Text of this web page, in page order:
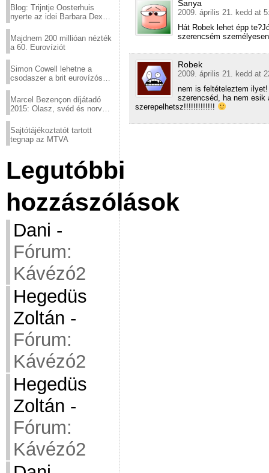
Blog: Trijntje Oosterhuis
nyerte az idei Barbara Dex
Majdnem 200 millióan nézték
a 60. Eurovíziót
Simon Cowell lehetne a
csodaszer a brit eurovízós
Marcel Bezençon díjátadó
2015: Olasz, svéd és norvég
Sajtótájékoztatót tartott
tegnap az MTVA
Legutóbbi
hozzászólások
Dani -
Fórum:
Kávézó2
Hegedüs
Zoltán -
Fórum:
Kávézó2
Hegedüs
Zoltán -
Fórum:
Kávézó2
Sanya
2009. április 21. kedd at
Hát Robek lehet épp
szerencsém
Robek
2009. április 21. kedd at
nem is feltételeztem
szerencséd, ha nem esik
szerepelhetsz!!!!!!!!!!!!!